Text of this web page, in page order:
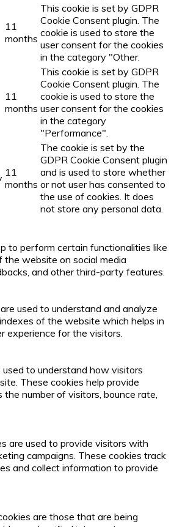
11
months
This cookie is set by GDPR
Cookie Consent plugin. The
cookie is used to store the
user consent for the cookies
in the category "Other.
11
months
This cookie is set by GDPR
Cookie Consent plugin. The
cookie is used to store the
user consent for the cookies
in the category
"Performance".
11
months
The cookie is set by the
GDPR Cookie Consent plugin
and is used to store whether
or not user has consented to
the use of cookies. It does
not store any personal data.
to perform certain functionalities like
website on social media
and other third-party features.
used to understand and analyze
of the website which helps in
experience for the visitors.
to understand how visitors
These cookies help provide
number of visitors, bounce rate,
are used to provide visitors with
campaigns. These cookies track
and collect information to provide
are those that are being